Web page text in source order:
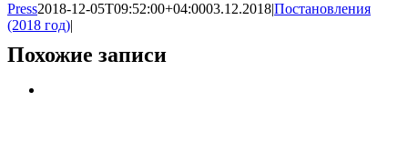
Press2018-12-05T09:52:00+04:0003.12.2018|Постановления
(2018 год)|
Похожие записи